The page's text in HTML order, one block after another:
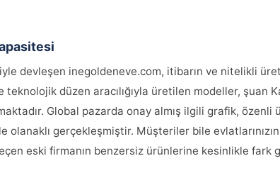
devleşen inegoldeneve.com, itibarın ve nitelikli
düzen aracılığıyla üretilen modeller, şuan
Global pazarda onay almış ilgili grafik, özenli
olanaklı gerçekleşmiştir. Müşteriler bile
eski firmanın benzersiz ürünlerine kesinlikle fark